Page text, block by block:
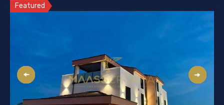
Featured